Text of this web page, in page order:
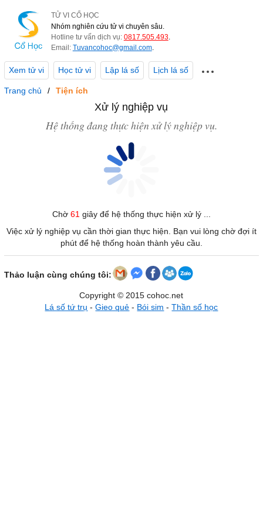
TỬ VI CỔ HỌC
Nhóm nghiên cứu tử vi chuyên sâu.
Hotline tư vấn dịch vụ: 0817.505.493.
Email: Tuvancohoc@gmail.com.
Xem tử vi Học tử vi Lập lá số Lịch lá số
Trang chủ Tiện ích
Xử lý nghiệp vụ
Hệ thống đang thực hiện xử lý nghiệp vụ.
Chờ 61 giây để hệ thống thực hiện xử lý ...
Việc xử lý nghiệp vụ cần thời gian thực hiện. Bạn vui lòng chờ đợi ít
phút để hệ thống hoàn thành yêu cầu.
Thảo luận cùng chúng tôi:
Copyright © 2015 cohoc.net
Lá số tứ trụ -Gieo quẻ - Bói sim -Thần số học